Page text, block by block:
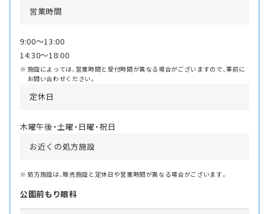
営業時間
9:00〜13:00
14:30〜18:00
施設によっては、営業時間と受付時間が異なる場合がございますので、事前に
お問い合わせください。
定休日
木曜午後・土曜・日曜・祝日
お近くの処方施設
処方施設は、販売施設と定休日や営業時間が異なる場合がございます。
公園前もり眼科